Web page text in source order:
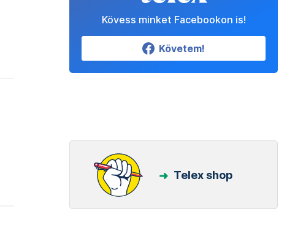
Kövess minket Facebookon is!
Követem!
Telex shop